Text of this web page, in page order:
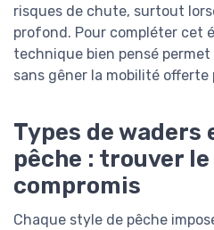
risques de chute, surtout
profond. Pour compléter cet
technique bien pensé
sans gêner la mobilité offerte
Types de waders
pêche : trouver le
compromis
Chaque style de pêche